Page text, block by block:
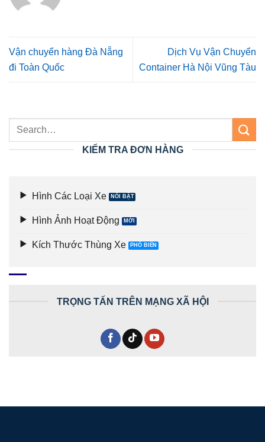
Vận chuyển hàng Đà Nẵng
đi Toàn Quốc
Dịch Vụ Vận Chuyển
Container Hà Nội Vũng Tàu
KIỂM TRA ĐƠN HÀNG
Hình Các Loại Xe
Hình Ảnh Hoạt Động
Kích Thước Thùng Xe
TRỌNG TẤN TRÊN MẠNG XÃ HỘI